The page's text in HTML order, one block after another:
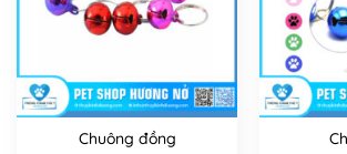
Chuông đồng